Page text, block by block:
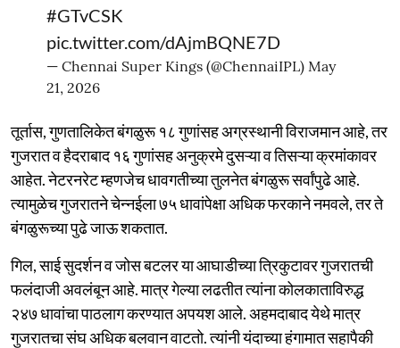
#GTvCSK
pic.twitter.com/dAjmBQNE7D
— Chennai Super Kings (@ChennaiIPL) May
21, 2026
तूर्तास, गुणतालिकेत बंगळुरू १८ गुणांसह अग्रस्थानी विराजमान आहे, तर
गुजरात व हैदराबाद १६ गुणांसह अनुक्रमे दुसऱ्या व तिसऱ्या क्रमांकावर
आहेत. नेटरनरेट म्हणजेच धावगतीच्या तुलनेत बंगळुरू सर्वांपुढे आहे.
त्यामुळेच गुजरातने चेन्नईला ७५ धावांपेक्षा अधिक फरकाने नमवले, तर ते
बंगळुरूच्या पुढे जाऊ शकतात.
गिल, साई सुदर्शन व जोस बटलर या आघाडीच्या त्रिकुटावर गुजरातची
फलंदाजी अवलंबून आहे. मात्र गेल्या लढतीत त्यांना कोलकाताविरुद्ध
२४७ धावांचा पाठलाग करण्यात अपयश आले. अहमदाबाद येथे मात्र
गुजरातचा संघ अधिक बलवान वाटतो. त्यांनी यंदाच्या हंगामात सहापैकी